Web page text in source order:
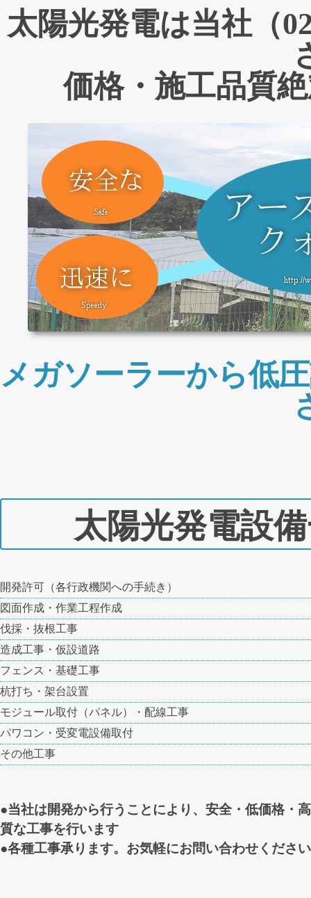
太陽光発電は当社（
価格・施工品質
メガソーラーから低
太陽光発電設
開発許可（各行政機関への手続き）
図面作成・作業工程作成
伐採・抜根工事
造成工事・仮設道路
フェンス・基礎工事
杭打ち・架台設置
モジュール取付（パネル）・配線工事
パワコン・受変電設備取付
その他工事
●当社は開発から行うことにより、安全・低価格・
質な工事を行います
●各種工事承ります。お気軽にお問い合わせくださ